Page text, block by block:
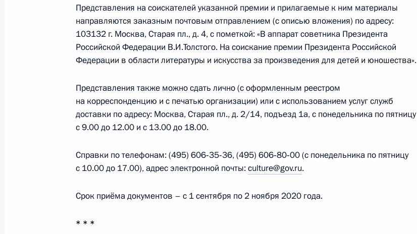
Николаю Добронравову, поэту-песеннику, актёру
22 ноября 2020 года, 10:00
Указ о праздновании 200-летия со дня рождения
А.Н.Островского
13 ноября 2020 года, 14:00
Александре Пахмутовой, композитору, народной артистке СССР
Посещение Музея археологии Чудова монастыря
Представления на соискателей указанной премии и прилагаемые к ним материалы
направляются заказным почтовым отправлением (с описью вложения) по адресу:
103132 г. Москва, Старая пл., д. 4, с пометкой: «В аппарат советника Президента
Российской Федерации В.И.Толстого. На соискание премии Президента Российской
Федерации в области литературы и искусства за произведения для детей и юношества».
Представления также можно сдать лично (с оформленным реестром
на корреспонденцию и с печатью организации) или с использованием услуг служб
доставки по адресу: Москва, Старая пл., д. 2/14, подъезд 1а, с понедельника по пятницу
с 9.00 до 12.00 и с 13.00 до 18.00.
Справки по телефонам: (495) 606‑35‑36, (495) 606‑80‑00 (с понедельника по пятницу
с 10.00 до 17.00), адрес электронной почты:culture@gov.ru.
Срок приёма документов – с 1 сентября по 2 ноября 2020 года.
* * *